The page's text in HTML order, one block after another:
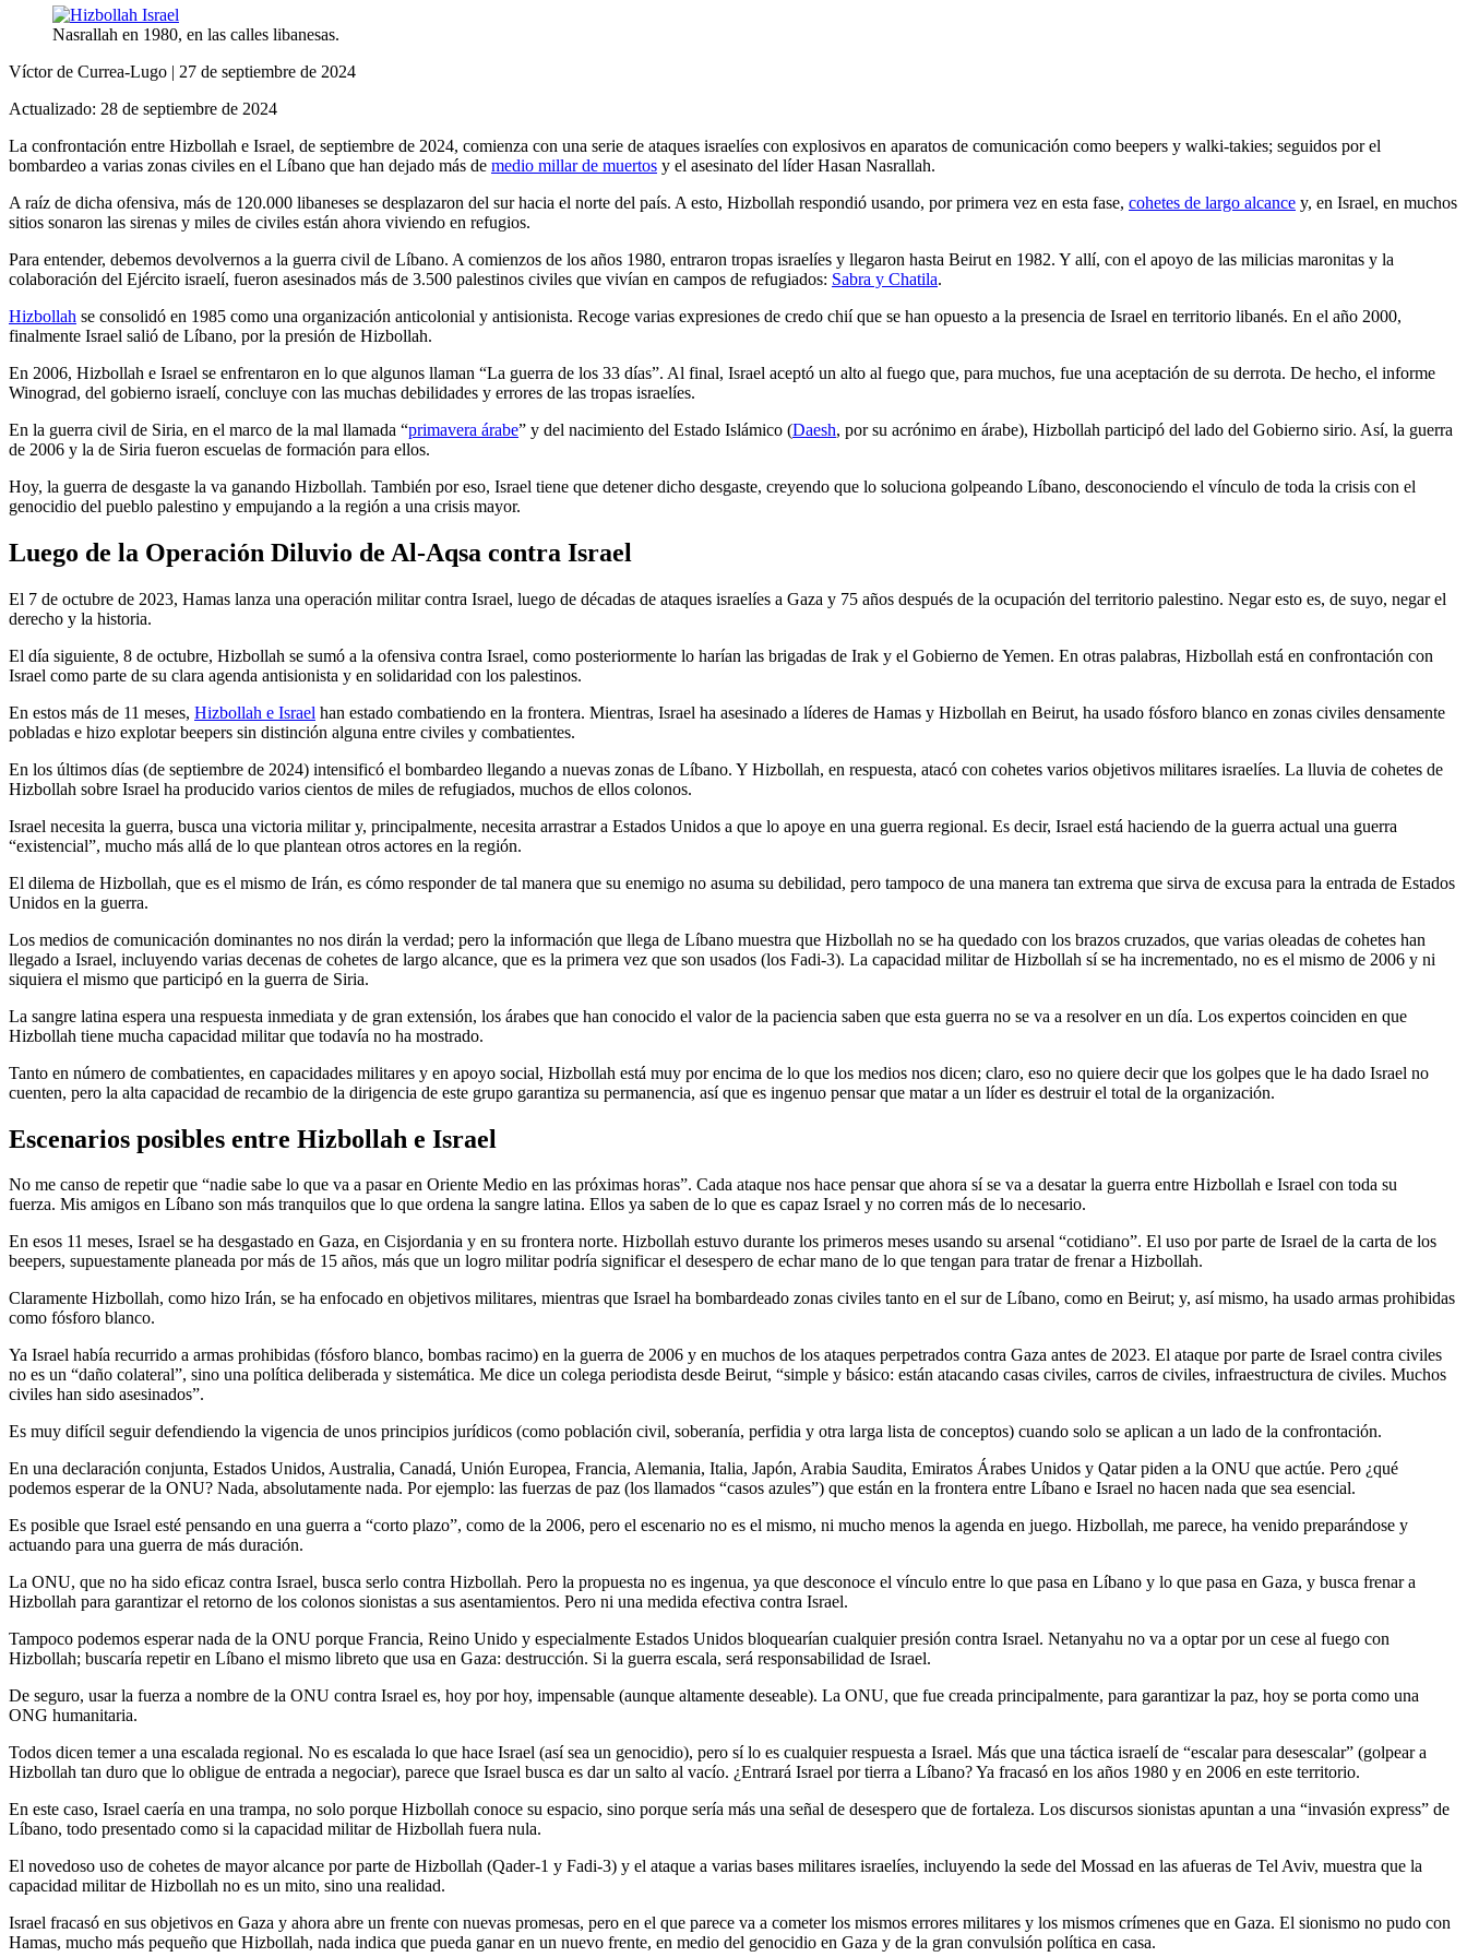
Nasrallah en 1980, en las calles libanesas.
Víctor de Currea-Lugo | 27 de septiembre de 2024
Actualizado: 28 de septiembre de 2024
La confrontación entre Hizbollah e Israel, de septiembre de 2024, comienza con una serie de ataques israelíes con explosivos en aparatos de comunicación como beepers y walki-takies; seguidos por el
bombardeo a varias zonas civiles en el Líbano que han dejado más de medio millar de muertos y el asesinato del líder Hasan Nasrallah.
A raíz de dicha ofensiva, más de 120.000 libaneses se desplazaron del sur hacia el norte del país. A esto, Hizbollah respondió usando, por primera vez en esta fase, cohetes de largo alcance y, en Israel, en muchos
sitios sonaron las sirenas y miles de civiles están ahora viviendo en refugios.
Para entender, debemos devolvernos a la guerra civil de Líbano. A comienzos de los años 1980, entraron tropas israelíes y llegaron hasta Beirut en 1982. Y allí, con el apoyo de las milicias maronitas y la
colaboración del Ejército israelí, fueron asesinados más de 3.500 palestinos civiles que vivían en campos de refugiados: Sabra y Chatila.
Hizbollah se consolidó en 1985 como una organización anticolonial y antisionista. Recoge varias expresiones de credo chií que se han opuesto a la presencia de Israel en territorio libanés. En el año 2000,
finalmente Israel salió de Líbano, por la presión de Hizbollah.
En 2006, Hizbollah e Israel se enfrentaron en lo que algunos llaman “La guerra de los 33 días”. Al final, Israel aceptó un alto al fuego que, para muchos, fue una aceptación de su derrota. De hecho, el informe
Winograd, del gobierno israelí, concluye con las muchas debilidades y errores de las tropas israelíes.
En la guerra civil de Siria, en el marco de la mal llamada “primavera árabe” y del nacimiento del Estado Islámico (Daesh, por su acrónimo en árabe), Hizbollah participó del lado del Gobierno sirio. Así, la guerra
de 2006 y la de Siria fueron escuelas de formación para ellos.
Hoy, la guerra de desgaste la va ganando Hizbollah. También por eso, Israel tiene que detener dicho desgaste, creyendo que lo soluciona golpeando Líbano, desconociendo el vínculo de toda la crisis con el
genocidio del pueblo palestino y empujando a la región a una crisis mayor.
Luego de la Operación Diluvio de Al-Aqsa contra Israel
El 7 de octubre de 2023, Hamas lanza una operación militar contra Israel, luego de décadas de ataques israelíes a Gaza y 75 años después de la ocupación del territorio palestino. Negar esto es, de suyo, negar el
derecho y la historia.
El día siguiente, 8 de octubre, Hizbollah se sumó a la ofensiva contra Israel, como posteriormente lo harían las brigadas de Irak y el Gobierno de Yemen. En otras palabras, Hizbollah está en confrontación con
Israel como parte de su clara agenda antisionista y en solidaridad con los palestinos.
En estos más de 11 meses, Hizbollah e Israel han estado combatiendo en la frontera. Mientras, Israel ha asesinado a líderes de Hamas y Hizbollah en Beirut, ha usado fósforo blanco en zonas civiles densamente
pobladas e hizo explotar beepers sin distinción alguna entre civiles y combatientes.
En los últimos días (de septiembre de 2024) intensificó el bombardeo llegando a nuevas zonas de Líbano. Y Hizbollah, en respuesta, atacó con cohetes varios objetivos militares israelíes. La lluvia de cohetes de
Hizbollah sobre Israel ha producido varios cientos de miles de refugiados, muchos de ellos colonos.
Israel necesita la guerra, busca una victoria militar y, principalmente, necesita arrastrar a Estados Unidos a que lo apoye en una guerra regional. Es decir, Israel está haciendo de la guerra actual una guerra
“existencial”, mucho más allá de lo que plantean otros actores en la región.
El dilema de Hizbollah, que es el mismo de Irán, es cómo responder de tal manera que su enemigo no asuma su debilidad, pero tampoco de una manera tan extrema que sirva de excusa para la entrada de Estados
Unidos en la guerra.
Los medios de comunicación dominantes no nos dirán la verdad; pero la información que llega de Líbano muestra que Hizbollah no se ha quedado con los brazos cruzados, que varias oleadas de cohetes han
llegado a Israel, incluyendo varias decenas de cohetes de largo alcance, que es la primera vez que son usados (los Fadi-3). La capacidad militar de Hizbollah sí se ha incrementado, no es el mismo de 2006 y ni
siquiera el mismo que participó en la guerra de Siria.
La sangre latina espera una respuesta inmediata y de gran extensión, los árabes que han conocido el valor de la paciencia saben que esta guerra no se va a resolver en un día. Los expertos coinciden en que
Hizbollah tiene mucha capacidad militar que todavía no ha mostrado.
Tanto en número de combatientes, en capacidades militares y en apoyo social, Hizbollah está muy por encima de lo que los medios nos dicen; claro, eso no quiere decir que los golpes que le ha dado Israel no
cuenten, pero la alta capacidad de recambio de la dirigencia de este grupo garantiza su permanencia, así que es ingenuo pensar que matar a un líder es destruir el total de la organización.
Escenarios posibles entre Hizbollah e Israel
No me canso de repetir que “nadie sabe lo que va a pasar en Oriente Medio en las próximas horas”. Cada ataque nos hace pensar que ahora sí se va a desatar la guerra entre Hizbollah e Israel con toda su
fuerza. Mis amigos en Líbano son más tranquilos que lo que ordena la sangre latina. Ellos ya saben de lo que es capaz Israel y no corren más de lo necesario.
En esos 11 meses, Israel se ha desgastado en Gaza, en Cisjordania y en su frontera norte. Hizbollah estuvo durante los primeros meses usando su arsenal “cotidiano”. El uso por parte de Israel de la carta de los
beepers, supuestamente planeada por más de 15 años, más que un logro militar podría significar el desespero de echar mano de lo que tengan para tratar de frenar a Hizbollah.
Claramente Hizbollah, como hizo Irán, se ha enfocado en objetivos militares, mientras que Israel ha bombardeado zonas civiles tanto en el sur de Líbano, como en Beirut; y, así mismo, ha usado armas prohibidas
como fósforo blanco.
Ya Israel había recurrido a armas prohibidas (fósforo blanco, bombas racimo) en la guerra de 2006 y en muchos de los ataques perpetrados contra Gaza antes de 2023. El ataque por parte de Israel contra civiles
no es un “daño colateral”, sino una política deliberada y sistemática. Me dice un colega periodista desde Beirut, “simple y básico: están atacando casas civiles, carros de civiles, infraestructura de civiles. Muchos
civiles han sido asesinados”.
Es muy difícil seguir defendiendo la vigencia de unos principios jurídicos (como población civil, soberanía, perfidia y otra larga lista de conceptos) cuando solo se aplican a un lado de la confrontación.
En una declaración conjunta, Estados Unidos, Australia, Canadá, Unión Europea, Francia, Alemania, Italia, Japón, Arabia Saudita, Emiratos Árabes Unidos y Qatar piden a la ONU que actúe. Pero ¿qué
podemos esperar de la ONU? Nada, absolutamente nada. Por ejemplo: las fuerzas de paz (los llamados “casos azules”) que están en la frontera entre Líbano e Israel no hacen nada que sea esencial.
Es posible que Israel esté pensando en una guerra a “corto plazo”, como de la 2006, pero el escenario no es el mismo, ni mucho menos la agenda en juego. Hizbollah, me parece, ha venido preparándose y
actuando para una guerra de más duración.
La ONU, que no ha sido eficaz contra Israel, busca serlo contra Hizbollah. Pero la propuesta no es ingenua, ya que desconoce el vínculo entre lo que pasa en Líbano y lo que pasa en Gaza, y busca frenar a
Hizbollah para garantizar el retorno de los colonos sionistas a sus asentamientos. Pero ni una medida efectiva contra Israel.
Tampoco podemos esperar nada de la ONU porque Francia, Reino Unido y especialmente Estados Unidos bloquearían cualquier presión contra Israel. Netanyahu no va a optar por un cese al fuego con
Hizbollah; buscaría repetir en Líbano el mismo libreto que usa en Gaza: destrucción. Si la guerra escala, será responsabilidad de Israel.
De seguro, usar la fuerza a nombre de la ONU contra Israel es, hoy por hoy, impensable (aunque altamente deseable). La ONU, que fue creada principalmente, para garantizar la paz, hoy se porta como una
ONG humanitaria.
Todos dicen temer a una escalada regional. No es escalada lo que hace Israel (así sea un genocidio), pero sí lo es cualquier respuesta a Israel. Más que una táctica israelí de “escalar para desescalar” (golpear a
Hizbollah tan duro que lo obligue de entrada a negociar), parece que Israel busca es dar un salto al vacío. ¿Entrará Israel por tierra a Líbano? Ya fracasó en los años 1980 y en 2006 en este territorio.
En este caso, Israel caería en una trampa, no solo porque Hizbollah conoce su espacio, sino porque sería más una señal de desespero que de fortaleza. Los discursos sionistas apuntan a una “invasión express” de
Líbano, todo presentado como si la capacidad militar de Hizbollah fuera nula.
El novedoso uso de cohetes de mayor alcance por parte de Hizbollah (Qader-1 y Fadi-3) y el ataque a varias bases militares israelíes, incluyendo la sede del Mossad en las afueras de Tel Aviv, muestra que la
capacidad militar de Hizbollah no es un mito, sino una realidad.
Israel fracasó en sus objetivos en Gaza y ahora abre un frente con nuevas promesas, pero en el que parece va a cometer los mismos errores militares y los mismos crímenes que en Gaza. El sionismo no pudo con
Hamas, mucho más pequeño que Hizbollah, nada indica que pueda ganar en un nuevo frente, en medio del genocidio en Gaza y de la gran convulsión política en casa.